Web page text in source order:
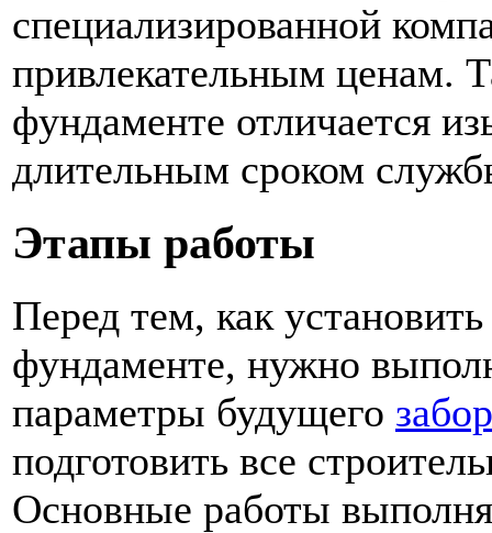
специализированной
привлекательным ценам.
фундаменте отличается
длительным сроком
Этапы работы
Перед тем, как
фундаменте, нужно
параметры будущего
подготовить все
Основные работы